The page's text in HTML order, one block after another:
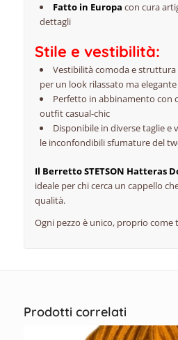
Fatto in Europa con cura
dettagli
Stile e vestibilità:
Vestibilità comoda e
per un look rilassato ma elegante
Perfetto in abbinamento con
outfit casual-chic
Disponibile in diverse taglie e
le inconfondibili sfumature del
Il Berretto STETSON Hatteras
ideale per chi cerca un cappello
qualità.
Ogni pezzo è unico, proprio come
Prodotti correlati